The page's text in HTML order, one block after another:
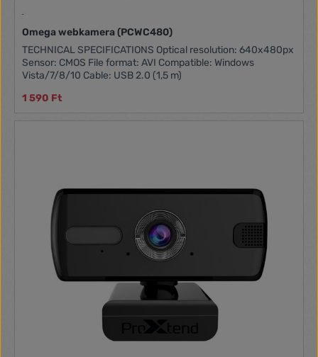
Omega webkamera (PCWC480)
TECHNICAL SPECIFICATIONS Optical resolution: 640x480px
Sensor: CMOS File format: AVI Compatible: Windows
Vista/7/8/10 Cable: USB 2.0 (1,5 m)
1 590 Ft